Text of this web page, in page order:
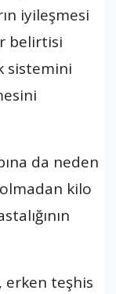
iyileşmesi
belirtisi
sistemini
da neden
kilo
erken teşhis